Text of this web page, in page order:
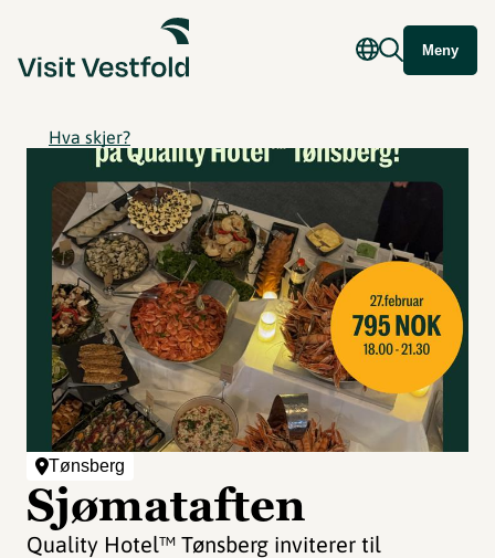
Meny
Hva skjer?
Tønsberg
Sjømataften
Quality Hotel™ Tønsberg inviterer til